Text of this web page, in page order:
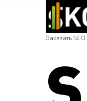
Заказать